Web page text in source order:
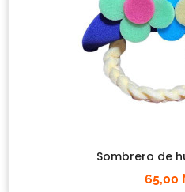
Sombrero de
65,00